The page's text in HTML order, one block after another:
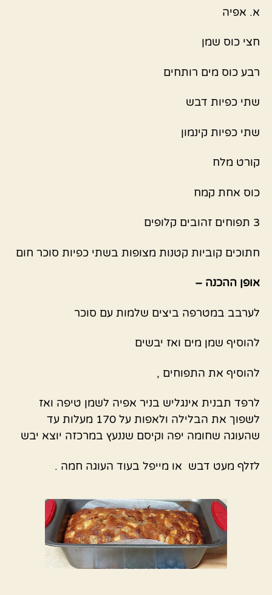
א. אפיה
חצי כוס שמן
רבע כוס מים רותחים
שתי כפיות דבש
שתי כפיות קינמון
קורט מלח
כוס אחת קמח
3 תפוחים זהובים קלופים
חתוכים קוביות קטנות מצופות בשתי כפיות סוכר חום
אופן ההכנה –
לערבב במטרפה ביצים שלמות עם סוכר
להוסיף שמן מים ואז יבשים
להוסיף את התפוחים ,
לרפד תבנית אינגליש בניר אפיה לשמן טיפה ואז
לשפוך את הבלילה ולאפות על 170 מעלות עד
שהעוגה שחומה יפה וקיסם שננעץ במרכזה יוצא יבש
לזלף מעט דבש או מייפל בעוד העוגה חמה .